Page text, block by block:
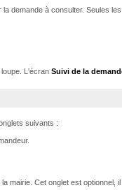
la demande à consulter. Seules
L'écran Suivi de la
suivants :
mairie. Cet onglet est optionnel,